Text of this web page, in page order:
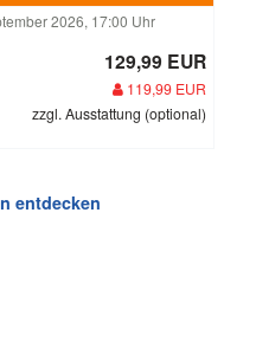
2026, 17:00 Uhr
129,99 EUR
119,99 EUR
zzgl. Ausstattung (optional)
entdecken